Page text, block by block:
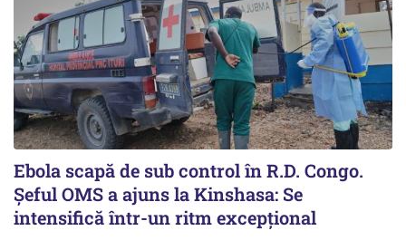
Ebola scapă de sub control în R.D. Congo.
Șeful OMS a ajuns la Kinshasa: Se
intensifică într-un ritm excepţional